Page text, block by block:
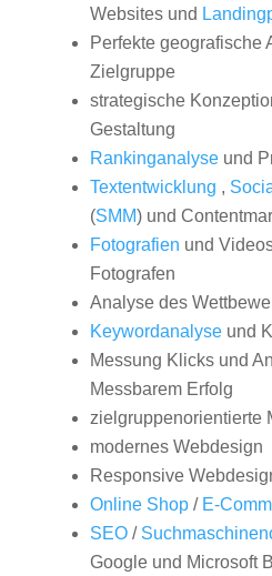
Websites und
Perfekte geografische
Zielgruppe
strategische
Gestaltung
Rankinganalyseund
Textentwicklung ,
(SMM) und
Fotografien und
Fotografen
Analyse des
Keywordanalyseund
Messung Klicks und
Messbarem Erfolg
zielgruppenorientierte
modernes Webdesign
Responsive
Online Shop/ E-
SEO/
Google und Microsoft